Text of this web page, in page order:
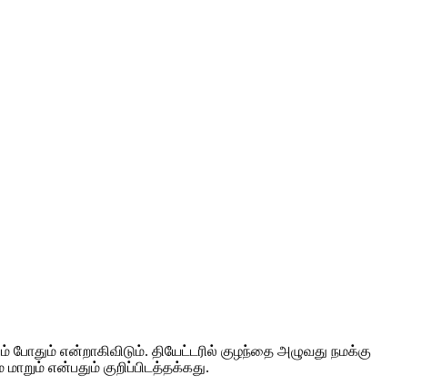
என்றாகிவிடும். தியேட்டரில் குழந்தை அழுவது நமக்கு
என்பதும் குறிப்பிடத்தக்கது.